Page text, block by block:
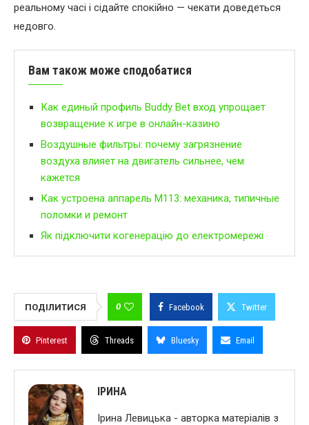
реальному часі і сідайте спокійно — чекати доведеться
недовго.
Вам також може сподобатися
Как единый профиль Buddy Bet вход упрощает
возвращение к игре в онлайн-казино
Воздушные фильтры: почему загрязнение
воздуха влияет на двигатель сильнее, чем
кажется
Как устроена аппарель M113: механика, типичные
поломки и ремонт
Як підключити когенерацію до електромережі
ПОДІЛИТИСЯ 0 Facebook Twitter
Pinterest Threads Bluesky Email
ІРИНА
Ірина Левицька - авторка матеріалів з